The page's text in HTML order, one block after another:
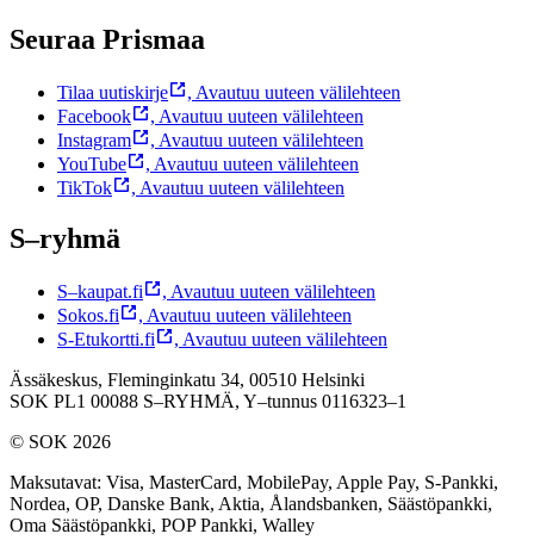
Seuraa Prismaa
Tilaa uutiskirje , Avautuu uuteen välilehteen
Facebook
, Avautuu uuteen välilehteen
Instagram
, Avautuu uuteen välilehteen
YouTube
, Avautuu uuteen välilehteen
TikTok
, Avautuu uuteen välilehteen
S–ryhmä
S–kaupat.fi , Avautuu uuteen välilehteen
Sokos.fi
, Avautuu uuteen välilehteen
S-Etukortti.fi
, Avautuu uuteen välilehteen
Ässäkeskus, Fleminginkatu 34, 00510 Helsinki
SOK PL1 00088 S–RYHMÄ, Y–tunnus 0116323–1
© SOK 2026
Maksutavat: Visa, MasterCard, MobilePay, Apple Pay, S-Pankki,
Nordea, OP, Danske Bank, Aktia, Ålandsbanken, Säästöpankki,
Oma Säästöpankki, POP Pankki, Walley